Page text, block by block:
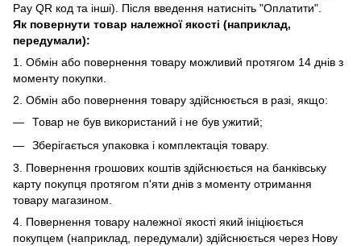
Pay QR код та інші). Після введення натисніть "Оплатити".
Як повернути товар належної якості (наприклад,
передумали):
1. Обмін або повернення товару можливий протягом 14 днів з
моменту покупки.
2. Обмiн або повернення товару здійснюється в разі, якщо:
Товар не був використаний і не був ужитий;
Зберiгається упаковка і комплектація товару.
3. Повернення грошових коштів здійснюється на банківську
карту покупця протягом п'яти днів з моменту отримання
товару магазином.
4. Повернення товару належної якості який ініціюється
покупцем (наприклад, передумали) здійснюється через Нову